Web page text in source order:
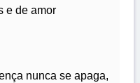
e de amor
nunca se apaga,